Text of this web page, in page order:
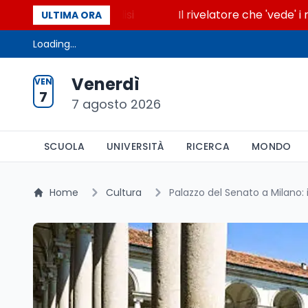
ULTIMA ORA
la glicolisi Il rivelatore che 'vede' i
Loading...
VEN
7
Venerdì
7 agosto 2026
SCUOLA UNIVERSITÀ RICERCA MONDO
Home Cultura